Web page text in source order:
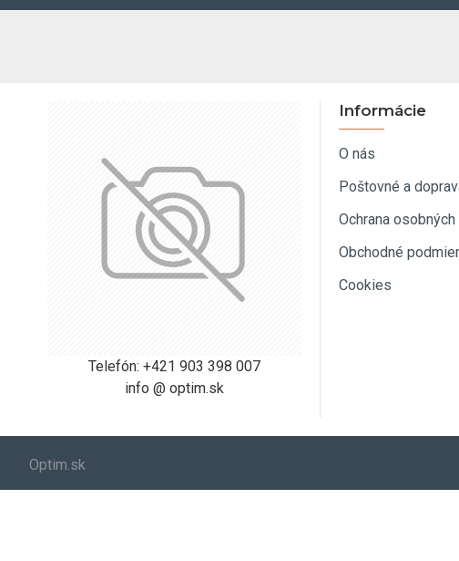
Telefón: +421 903 398 007
info @ optim.sk
Informácie
O nás
Poštovné a
Ochrana osobných
Obchodné
Cookies
Optim.sk